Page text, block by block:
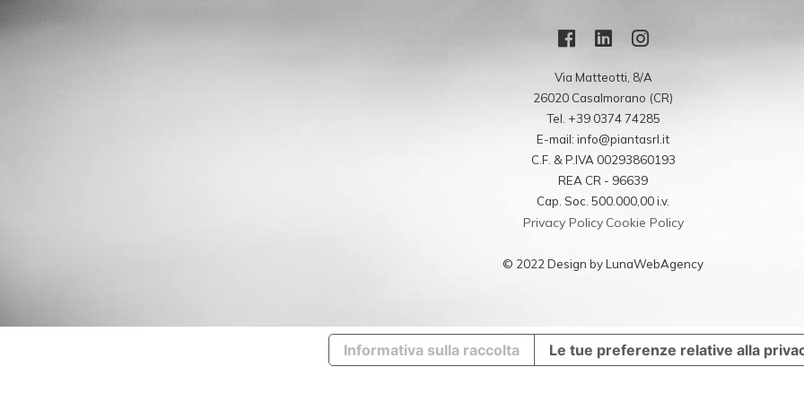
Via Matteotti, 8/A
26020 Casalmorano (CR)
Tel. +39 0374 74285
E-mail: info@piantasrl.it
C.F. & P.IVA 00293860193
REA CR - 96639
Cap. Soc. 500.000,00 i.v.
Privacy Policy Cookie Policy
© 2022 Design by LunaWebAgency
Informativa sulla raccolta Le tue preferenze relative alla